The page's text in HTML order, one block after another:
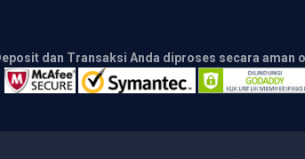
dan Transaksi Anda diproses secara aman